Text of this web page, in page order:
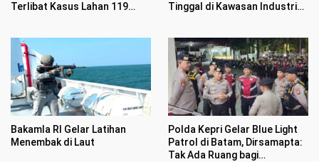
Terlibat Kasus Lahan 119
Tinggal di Kawasan Industri
Bakamla RI Gelar Latihan
Menembak di Laut
Polda Kepri Gelar Blue Light
Patrol di Batam, Dirsamapta:
Tak Ada Ruang bagi